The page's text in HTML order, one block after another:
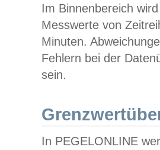
Im Binnenbereich
Messwerte von
Minuten.
Fehlern bei der
sein.
In PEGELONLINE